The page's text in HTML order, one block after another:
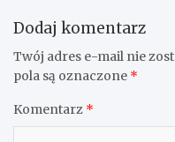
Dodaj komentarz
Twój adres e-mail nie
pola są oznaczone *
Komentarz *